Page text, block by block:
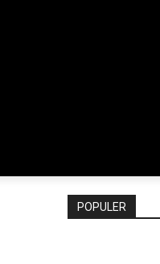
POPULER